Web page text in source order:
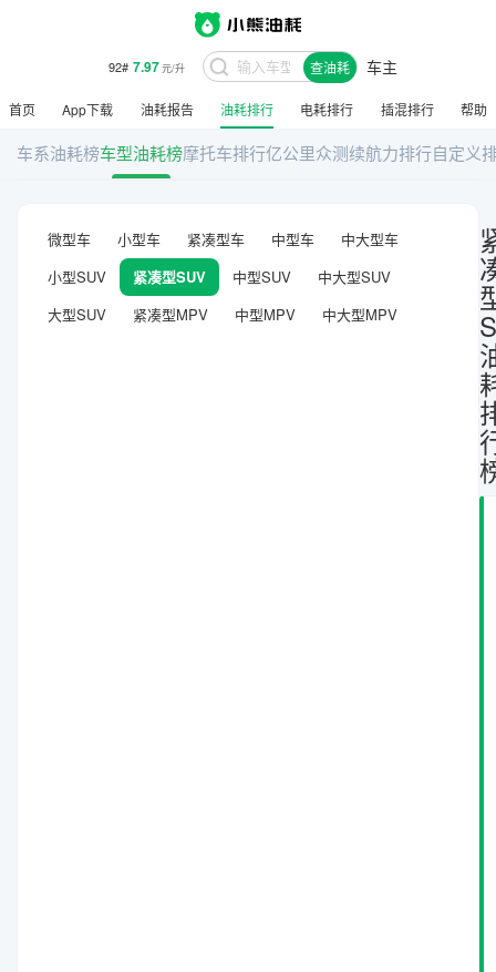
92# 7.97元/升 查油耗 车主
首页 App下载 油耗报告 油耗排行 电耗排行 插混排行 帮助
车系油耗榜车型油耗榜摩托车排行亿公里众测续航力排行自定义
微型车 小型车 紧凑型车 中型车
中大型车
小型SUV
紧凑型SUV 中型SUV
中大型SUV
大型SUV
紧凑型MPV 中型MPV 中大型MPV